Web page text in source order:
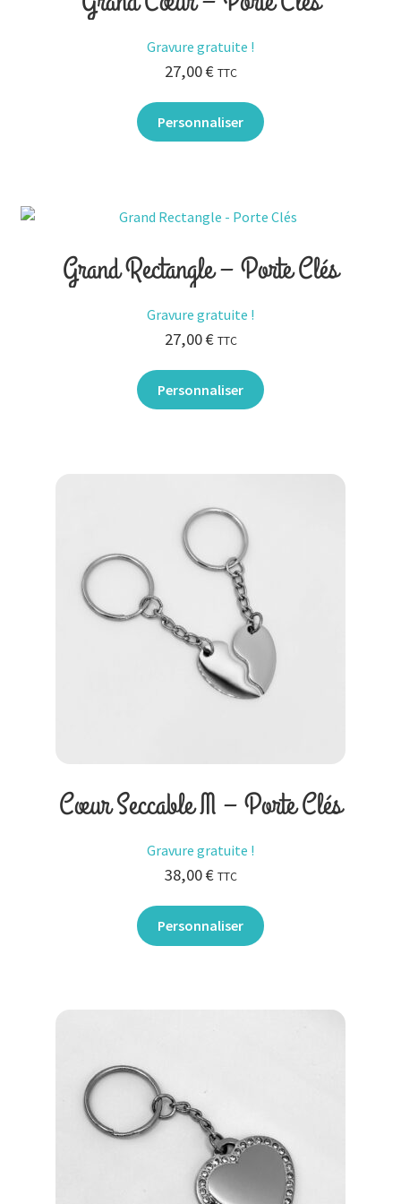
Gravure gratuite !
27,00€ TTC
Personnaliser
Grand Rectangle – Porte Clés
Gravure gratuite !
27,00€ TTC
Personnaliser
Cœur Seccable M – Porte Clés
Gravure gratuite !
38,00€ TTC
Personnaliser